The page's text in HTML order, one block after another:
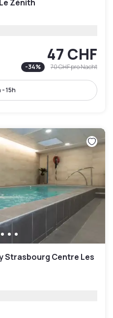
Zénith
47 CHF
-34% 70 CHFpro Nacht
- 15h
Strasbourg Centre Les